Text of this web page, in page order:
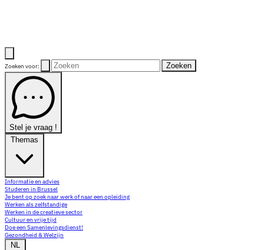
Zoeken voor: Zoeken
Stel je vraag !
Themas
Informatie en advies
Studeren in Brussel
Je bent op zoek naar werk of naar een opleiding
Werken als zelfstandige
Werken in de creatieve sector
Cultuur en vrije tijd
Doe een Samenlevingsdienst!
Gezondheid & Welzijn
NL